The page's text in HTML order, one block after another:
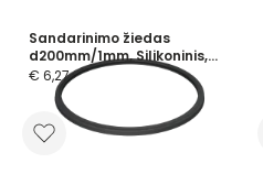
Sandarinimo žiedas
d200mm/1mm, Silikoninis,
skaidrus
€ 6,27